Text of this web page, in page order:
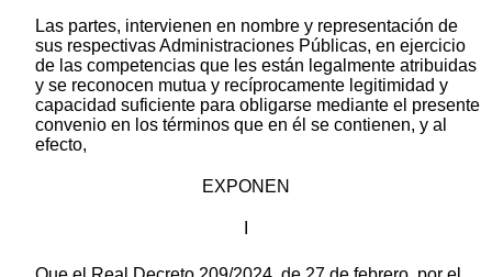
Las partes, intervienen en nombre y representación de
sus respectivas Administraciones Públicas, en ejercicio
de las competencias que les están legalmente atribuidas
y se reconocen mutua y recíprocamente legitimidad y
capacidad suficiente para obligarse mediante el presente
convenio en los términos que en él se contienen, y al
efecto,
EXPONEN